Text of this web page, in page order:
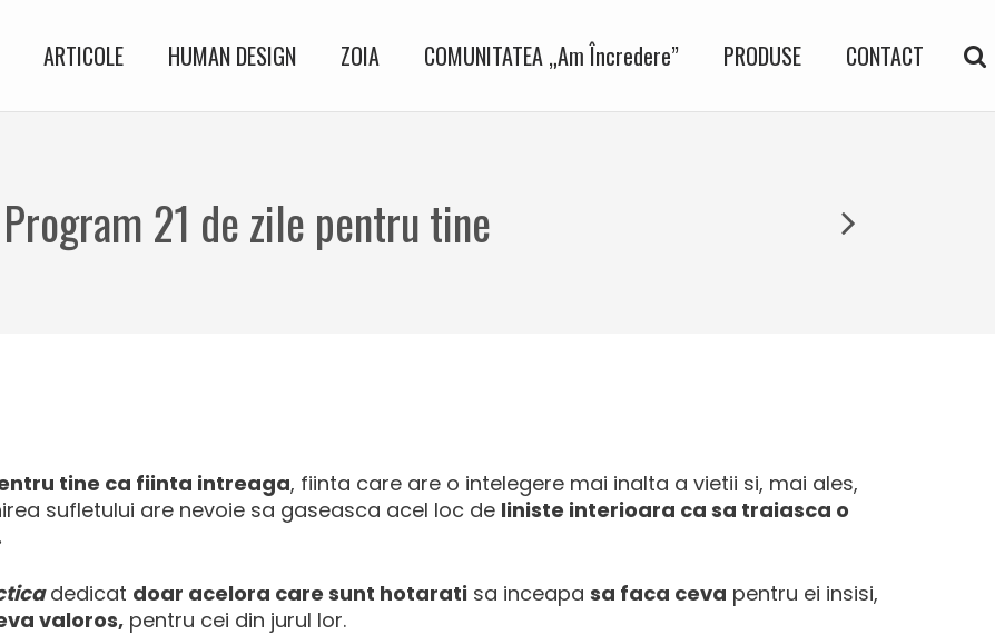
ARTICOLE HUMAN DESIGN ZOIA COMUNITATEA „Am Încredere” PRODUSE CONTACT
Program 21 de zile pentru tine
tine ca fiinta intreaga, fiinta care are o intelegere mai inalta a vietii si, mai ales,
sufletului are nevoie sa gaseasca acel loc de liniste interioara ca sa traiasca o
dedicat doar acelora care sunt hotarati sa inceapa sa faca ceva pentru ei insisi,
valoros, pentru cei din jurul lor.